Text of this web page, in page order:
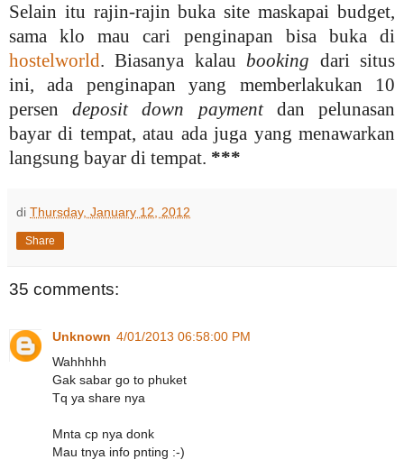
Selain itu rajin-rajin buka site maskapai budget,
sama klo mau cari penginapan bisa buka di
hostelworld. Biasanya kalaubooking dari situs
ini, ada penginapan yang memberlakukan 10
persendeposit down paymentdan pelunasan
bayar di tempat, atau ada juga yang menawarkan
langsung bayar di tempat. ***
di Thursday, January 12, 2012
Share
35 comments:
Unknown 4/01/2013 06:58:00 PM
Wahhhhh
Gak sabar go to phuket
Tq ya share nya
Mnta cp nya donk
Mau tnya info pnting :-)